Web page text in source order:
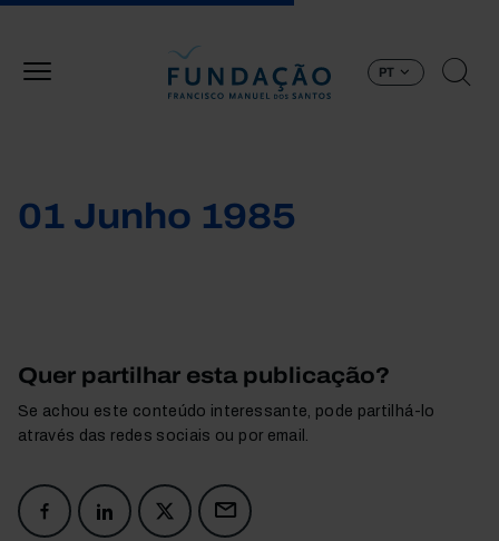
PT
01 Junho 1985
Quer partilhar esta publicação?
Se achou este conteúdo interessante, pode partilhá-lo
através das redes sociais ou por email.